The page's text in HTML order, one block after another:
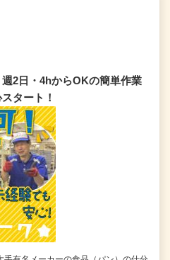
2日・4hからOKの簡単作業
タート！